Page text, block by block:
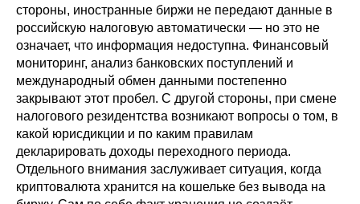
стороны, иностранные биржи не передают данные в
российскую налоговую автоматически — но это не
означает, что информация недоступна. Финансовый
мониторинг, анализ банковских поступлений и
международный обмен данными постепенно
закрывают этот пробел. С другой стороны, при смене
налогового резидентства возникают вопросы о том, в
какой юрисдикции и по каким правилам
декларировать доходы переходного периода.
Отдельного внимания заслуживает ситуация, когда
криптовалюта хранится на кошельке без вывода на